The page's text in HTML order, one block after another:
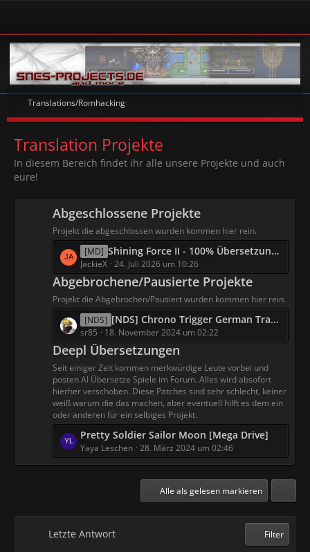
Translations/Romhacking
Translation Projekte
In diesem Bereich findet ihr alle unsere Projekte und auch
eure!
Abgeschlossene Projekte
Projekt die abgeschlossen wurden kommen hier rein.
L
e
t
t
e
B
e
t
r
ä
g
e
[MD] Shining Force II - 100% Übersetzung in Deutsch
JackieX 24. Juli 2026 um 10:26
Abgebrochene/Pausierte Projekte
Projekt die Abgebrochen/Pausiert wurden kommen hier rein.
L
e
t
t
e
B
e
t
r
[NDS] [NDS] Chrono Trigger German Translation Project [Alpha5] (basically complete)
sr85 18. November 2024 um 02:22
Deepl Übersetzungen
Seit einiger Zeit kommen merkwürdige Leute vorbei und
posten AI Übersetze Spiele im Forum. Alles wird absofort
hierher verschoben. Diese Patches sind sehr schlecht, keiner
weiß warum die das machen, aber eventuell hilft es dem ein
oder anderen für ein selbiges Projekt.
L
e
t
e
Pretty Soldier Sailor Moon [Mega Drive]
Yaya Leschen 28. März 2024 um 02:46
Alle als gelesen markieren
Letzte Antwort Filter